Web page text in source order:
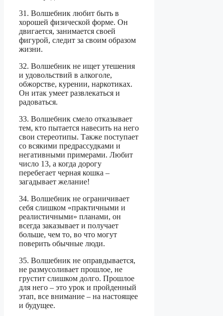
31. Волшебник любит быть в
хорошей физической форме. Он
двигается, занимается своей
фигурой, следит за своим образом
жизни.
32. Волшебник не ищет утешения
и удовольствий в алкоголе,
обжорстве, курении, наркотиках.
Он итак умеет развлекаться и
радоваться.
33. Волшебник смело отказывает
тем, кто пытается навесить на него
свои стереотипы. Также поступает
со всякими предрассудками и
негативными примерами. Любит
число 13, а когда дорогу
перебегает черная кошка –
загадывает желание!
34. Волшебник не ограничивает
себя слишком «практичными и
реалистичными» планами, он
всегда заказывает и получает
больше, чем то, во что могут
поверить обычные люди.
35. Волшебник не оправдывается,
не размусоливает прошлое, не
грустит слишком долго. Прошлое
для него – это урок и пройденный
этап, все внимание – на настоящее
и будущее.